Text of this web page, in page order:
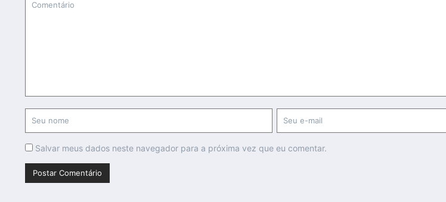
Salvar meus dados neste navegador para a próxima vez que eu comentar.